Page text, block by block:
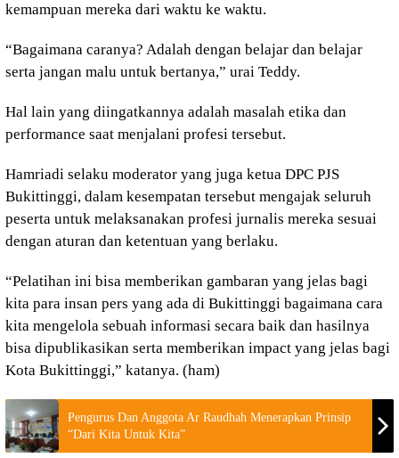
kemampuan mereka dari waktu ke waktu.
“Bagaimana caranya? Adalah dengan belajar dan belajar
serta jangan malu untuk bertanya,” urai Teddy.
Hal lain yang diingatkannya adalah masalah etika dan
performance saat menjalani profesi tersebut.
Hamriadi selaku moderator yang juga ketua DPC PJS
Bukittinggi, dalam kesempatan tersebut mengajak seluruh
peserta untuk melaksanakan profesi jurnalis mereka sesuai
dengan aturan dan ketentuan yang berlaku.
“Pelatihan ini bisa memberikan gambaran yang jelas bagi
kita para insan pers yang ada di Bukittinggi bagaimana cara
kita mengelola sebuah informasi secara baik dan hasilnya
bisa dipublikasikan serta memberikan impact yang jelas bagi
Kota Bukittinggi,” katanya. (ham)
Pengurus Dan Anggota Ar Raudhah Menerapkan Prinsip
“Dari Kita Untuk Kita”